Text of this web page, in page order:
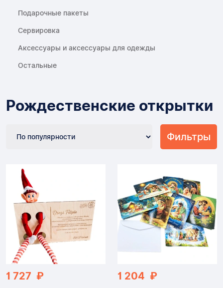
Подарочные пакеты
Сервировка
Аксессуары и аксессуары для одежды
Остальные
Рождественские открытки
Фильтры
1 727 ₽ 1 204 ₽